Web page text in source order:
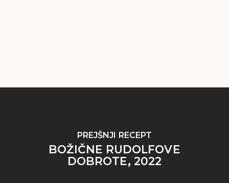
PREJŠNJI RECEPT
BOŽIČNE RUDOLFOVE
DOBROTE, 2022